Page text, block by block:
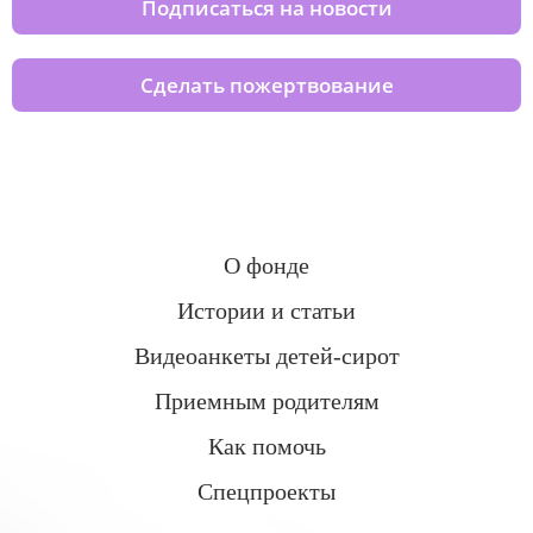
Подписаться на новости
Сделать пожертвование
О фонде
Истории и статьи
Видеоанкеты детей-сирот
Приемным родителям
Как помочь
Спецпроекты